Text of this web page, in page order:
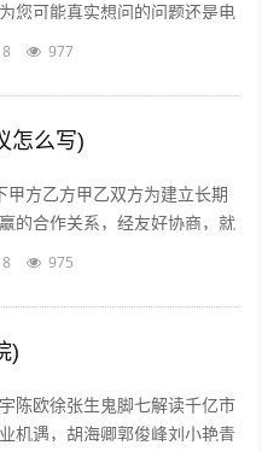
您可能真实想问的问题还是电
能挣多少美容的行业怎么样在
977
怎么写)
甲方乙方甲乙双方为建立长期
的合作关系，经友好协商，就
达成如下协议一合作期限，本
975
)
陈欧徐张生鬼脚七解读千亿市
机遇，胡海卿郭俊峰刘小艳青